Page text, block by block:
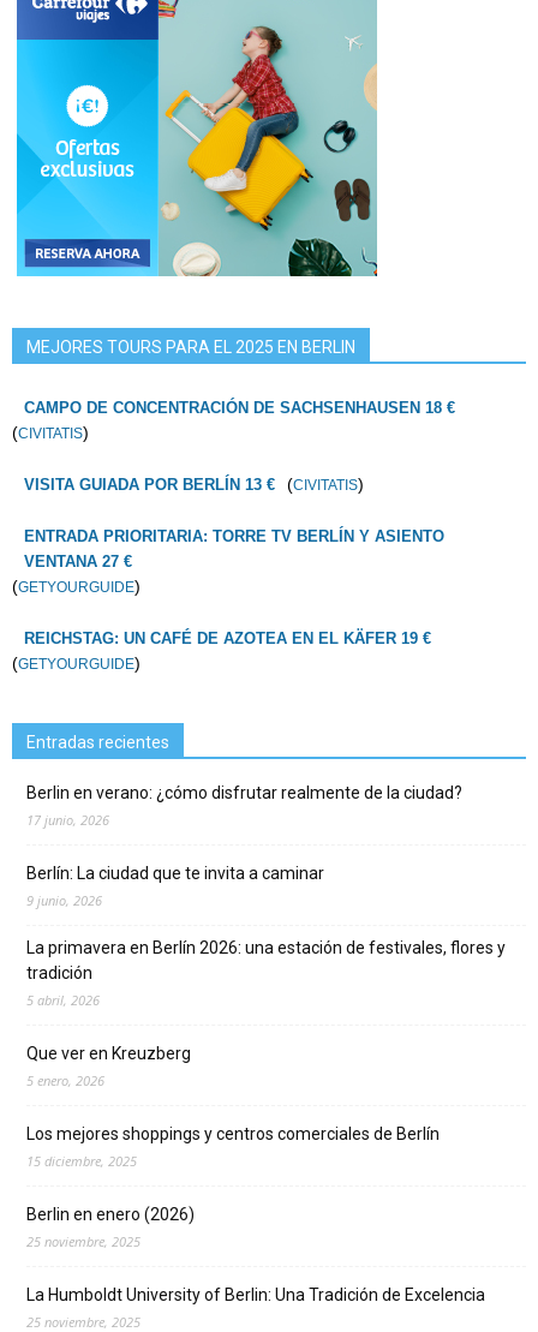
MEJORES TOURS PARA EL 2025 EN BERLIN
CAMPO DE CONCENTRACIÓN DE SACHSENHAUSEN 18 €
(CIVITATIS)
VISITA GUIADA POR BERLÍN 13 € (CIVITATIS)
ENTRADA PRIORITARIA: TORRE TV BERLÍN Y ASIENTO
VENTANA 27 €
(GETYOURGUIDE)
REICHSTAG: UN CAFÉ DE AZOTEA EN EL KÄFER 19 €
(GETYOURGUIDE)
Entradas recientes
Berlin en verano: ¿cómo disfrutar realmente de la ciudad?
17 junio, 2026
Berlín: La ciudad que te invita a caminar
9 junio, 2026
La primavera en Berlín 2026: una estación de festivales, flores y
tradición
5 abril, 2026
Que ver en Kreuzberg
5 enero, 2026
Los mejores shoppings y centros comerciales de Berlín
15 diciembre, 2025
Berlin en enero (2026)
25 noviembre, 2025
La Humboldt University of Berlin: Una Tradición de Excelencia
25 noviembre, 2025